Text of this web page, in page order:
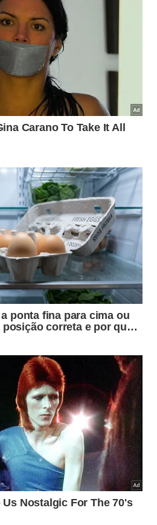
análise honesta e visceral
com vizinhos difíceis
sua paz mental a
conferir a reflexão
limites
que vigianão tem
seu comportamento é
ou falta de noções
Nesses casos, a
porém direta, é a
para redefinir as
necessariamente iniciar
que tornaria a